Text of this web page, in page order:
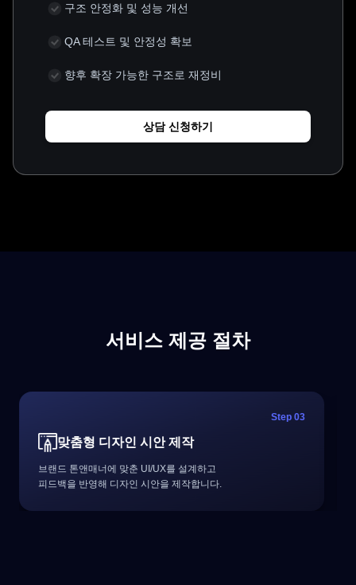
구조 안정화 및 성능 개선
QA 테스트 및 안정성 확보
향후 확장 가능한 구조로 재정비
상담 신청하기
서비스 제공 절차
Step 03
맞춤형 디자인 시안 제작
브랜드 톤앤매너에 맞춘 UI/UX를 설계하고
피드백을 반영해 디자인 시안을 제작합니다.